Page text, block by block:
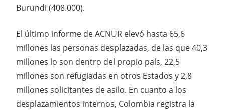
Burundi (408.000).
El último informe de ACNUR elevó hasta 65,6
millones las personas desplazadas, de las que 40,3
millones lo son dentro del propio país, 22,5
millones son refugiadas en otros Estados y 2,8
millones solicitantes de asilo. En cuanto a los
desplazamientos internos, Colombia registra la